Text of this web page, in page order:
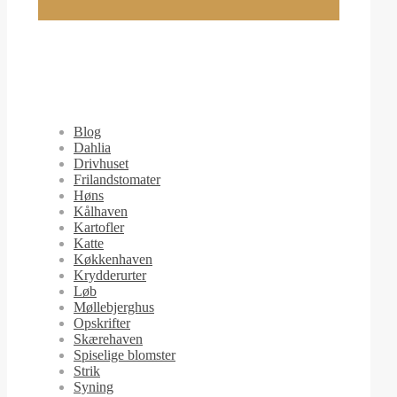
Blog
Dahlia
Drivhuset
Frilandstomater
Høns
Kålhaven
Kartofler
Katte
Køkkenhaven
Krydderurter
Løb
Møllebjerghus
Opskrifter
Skærehaven
Spiselige blomster
Strik
Syning